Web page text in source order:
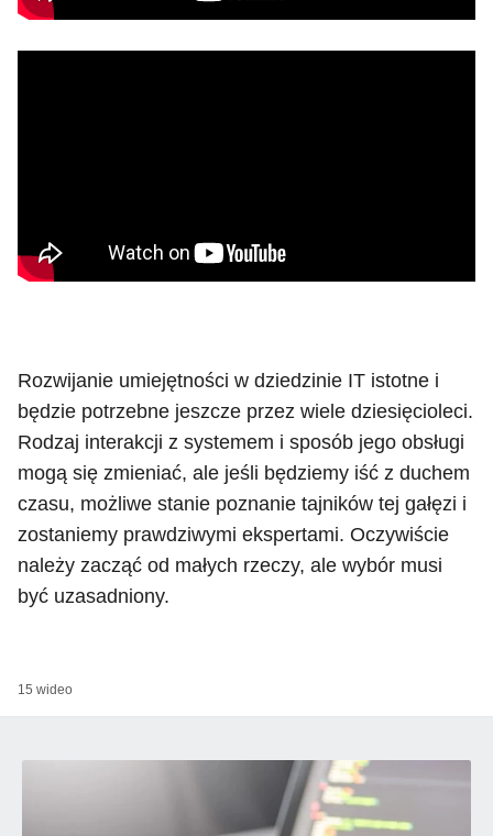
Rozwijanie umiejętności w dziedzinie IT istotne i
będzie potrzebne jeszcze przez wiele dziesięcioleci.
Rodzaj interakcji z systemem i sposób jego obsługi
mogą się zmieniać, ale jeśli będziemy iść z duchem
czasu, możliwe stanie poznanie tajników tej gałęzi i
zostaniemy prawdziwymi ekspertami. Oczywiście
należy zacząć od małych rzeczy, ale wybór musi
być uzasadniony.
15 wideo